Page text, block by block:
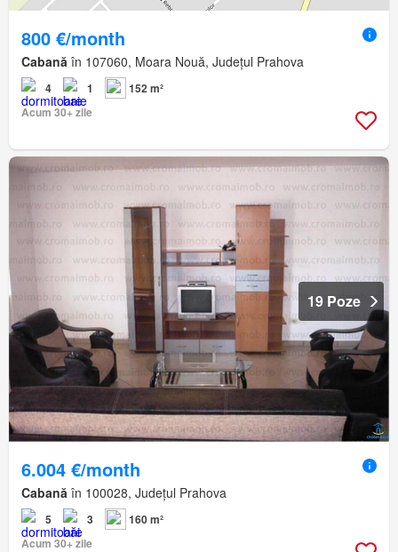
800 €/month
Cabană în 107060, Moara Nouă, Județul Prahova
4 1
152 m²
Acum 30+ zile
19 Poze
6.004 €/month
Cabană în 100028, Județul Prahova
5 3
160 m²
Acum 30+ zile